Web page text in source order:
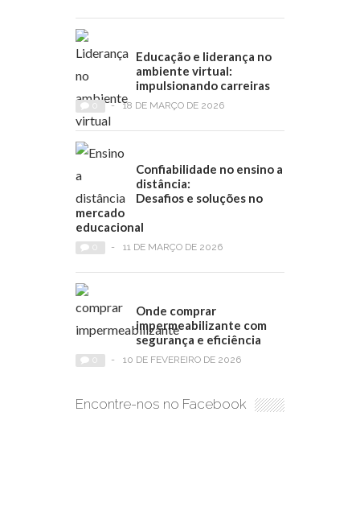
Educação e liderança no
ambiente virtual:
impulsionando carreiras
- 18 DE MARÇO DE 2026
Confiabilidade no ensino a
distância:
Desafios e soluções no
mercado
educacional
- 11 DE MARÇO DE 2026
Onde comprar
impermeabilizante com
segurança e eficiência
- 10 DE FEVEREIRO DE 2026
Encontre-nos no Facebook